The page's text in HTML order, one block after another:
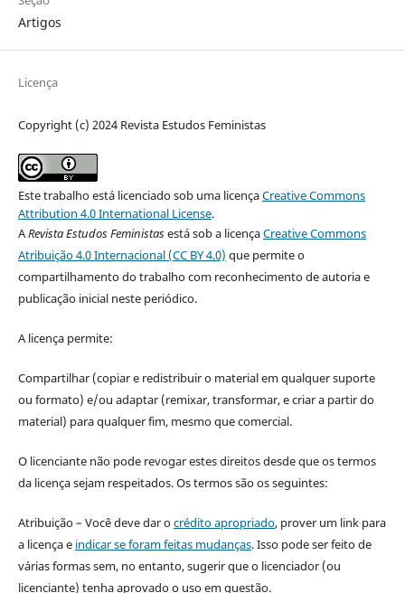
Artigos
Licença
Copyright (c) 2024 Revista Estudos Feministas
Este trabalho está licenciado sob uma licençaCreative Commons
Attribution 4.0 International License.
ARevista Estudos Feministasestá sob a licençaCreative Commons
Atribuição 4.0 Internacional (CC BY 4.0) que permite o
compartilhamento do trabalho com reconhecimento de autoria e
publicação inicial neste periódico.
A licença permite:
Compartilhar (copiar e redistribuir o material em qualquer suporte
ou formato) e/ou adaptar (remixar, transformar, e criar a partir do
material) para qualquer fim, mesmo que comercial.
O licenciante não pode revogar estes direitos desde que os termos
da licença sejam respeitados. Os termos são os seguintes:
Atribuição – Você deve dar ocrédito apropriado, prover um link para
a licença e indicar se foram feitas mudanças. Isso pode ser feito de
várias formas sem, no entanto, sugerir que o licenciador (ou
licenciante) tenha aprovado o uso em questão.